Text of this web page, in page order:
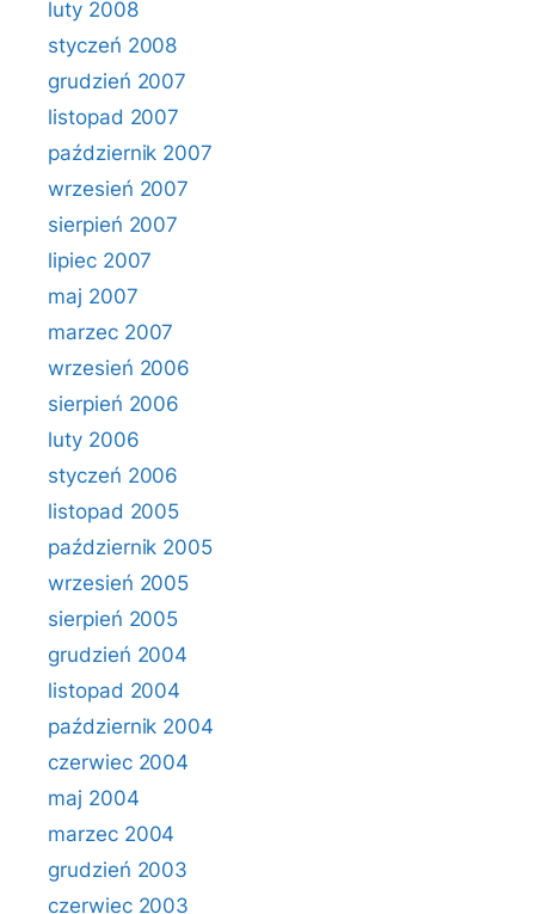
luty 2008
styczeń 2008
grudzień 2007
listopad 2007
październik 2007
wrzesień 2007
sierpień 2007
lipiec 2007
maj 2007
marzec 2007
wrzesień 2006
sierpień 2006
luty 2006
styczeń 2006
listopad 2005
październik 2005
wrzesień 2005
sierpień 2005
grudzień 2004
listopad 2004
październik 2004
czerwiec 2004
maj 2004
marzec 2004
grudzień 2003
czerwiec 2003